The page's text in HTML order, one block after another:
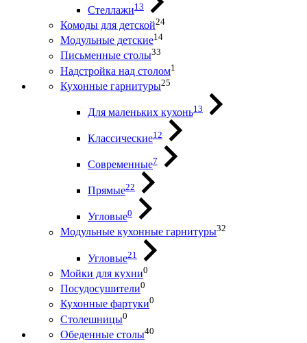
Стеллажи13
Комоды для детской24
Модульные детские14
Письменные столы33
Надстройка над столом1
Кухонные гарнитуры25
Для маленьких кухонь13
Классические12
Современные7
Прямые22
Угловые0
Модульные кухонные гарнитуры32
Угловые21
Мойки для кухни0
Посудосушители0
Кухонные фартуки0
Столешницы0
Обеденные столы40